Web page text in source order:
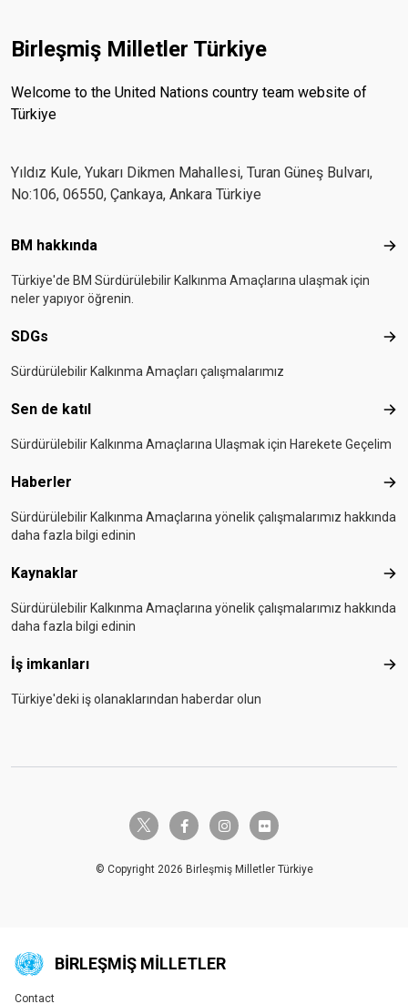
Birleşmiş Milletler Türkiye
Welcome to the United Nations country team website of
Türkiye
Yıldız Kule, Yukarı Dikmen Mahallesi, Turan Güneş Bulvarı,
No:106, 06550, Çankaya, Ankara Türkiye
Footer menu
BM hakkında BM
Türkiye'de BM Sürdürülebilir Kalkınma Amaçlarına ulaşmak için
neler yapıyor öğrenin.
SDGs
Sürdürülebilir Kalkınma Amaçları çalışmalarımız
Sen de katıl
Sürdürülebilir Kalkınma Amaçlarına Ulaşmak için Harekete Geçelim
Haberler
Sürdürülebilir Kalkınma Amaçlarına yönelik çalışmalarımız hakkında
daha fazla bilgi edinin
Kaynaklar
Sürdürülebilir Kalkınma Amaçlarına yönelik çalışmalarımız hakkında
daha fazla bilgi edinin
İş imkanları İş
Türkiye'deki iş olanaklarından haberdar olun
twitter-x facebook-finstagramflickr
© Copyright 2026 Birleşmiş Milletler Türkiye
BIRLEŞMIŞ MILLETLER
Contact